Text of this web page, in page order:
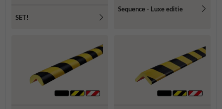
SET!
Sequence - Luxe editie